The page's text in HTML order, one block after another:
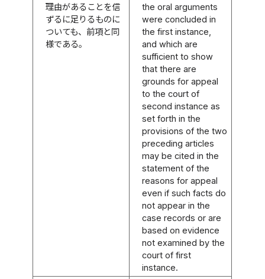
理由があることを信
ずるに足りるものに
ついても、前項と同
様である。
the oral arguments
were concluded in
the first instance,
and which are
sufficient to show
that there are
grounds for appeal
to the court of
second instance as
set forth in the
provisions of the two
preceding articles
may be cited in the
statement of the
reasons for appeal
even if such facts do
not appear in the
case records or are
based on evidence
not examined by the
court of first
instance.